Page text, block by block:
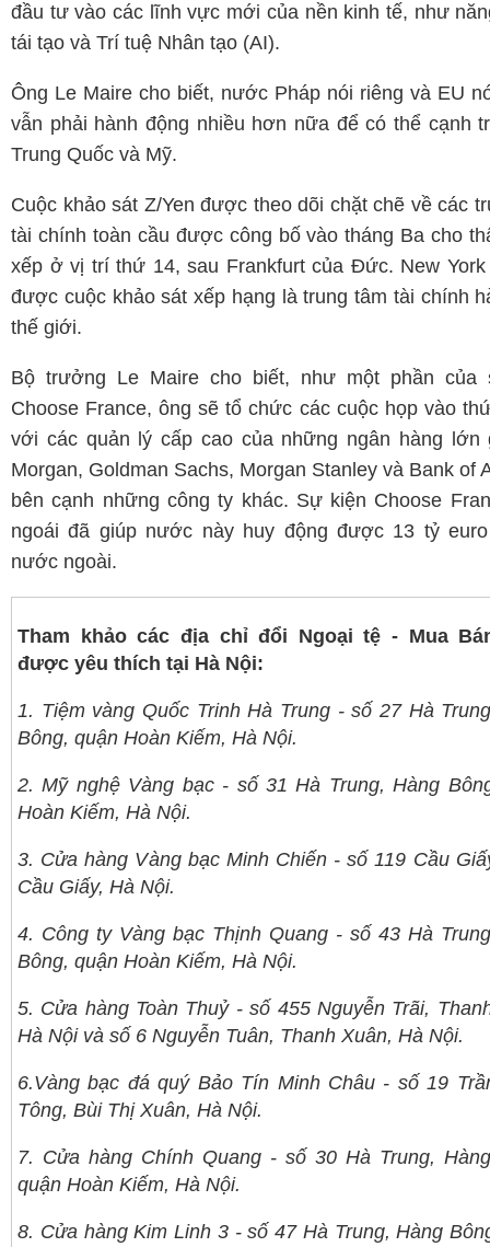
đầu tư vào các lĩnh vực mới của nền kinh tế, như
tái tạo và Trí tuệ Nhân tạo (AI).
Ông Le Maire cho biết, nước Pháp nói riêng và EU
vẫn phải hành động nhiều hơn nữa để có thể cạnh
Trung Quốc và Mỹ.
Cuộc khảo sát Z/Yen được theo dõi chặt chẽ về các
tài chính toàn cầu được công bố vào tháng Ba cho
xếp ở vị trí thứ 14, sau Frankfurt của Đức. New York
được cuộc khảo sát xếp hạng là trung tâm tài chính
thế giới.
Bộ trưởng Le Maire cho biết, như một phần của
Choose France, ông sẽ tổ chức các cuộc họp vào
với các quản lý cấp cao của những ngân hàng lớn
Morgan, Goldman Sachs, Morgan Stanley và Bank of
bên cạnh những công ty khác. Sự kiện Choose
ngoái đã giúp nước này huy động được 13 tỷ
nước ngoài.
Tham khảo các địa chỉ đổi Ngoại tệ - Mua
được yêu thích tại Hà Nội:
1. Tiệm vàng Quốc Trinh Hà Trung - số 27 Hà
Bông, quận Hoàn Kiếm, Hà Nội.
2. Mỹ nghệ Vàng bạc - số 31 Hà Trung, Hàng
Hoàn Kiếm, Hà Nội.
3. Cửa hàng Vàng bạc Minh Chiến - số 119 Cầu
Cầu Giấy, Hà Nội.
4. Công ty Vàng bạc Thịnh Quang - số 43 Hà
Bông, quận Hoàn Kiếm, Hà Nội.
5. Cửa hàng Toàn Thuỷ - số 455 Nguyễn Trãi,
Hà Nội và số 6 Nguyễn Tuân, Thanh Xuân, Hà Nội.
6.Vàng bạc đá quý Bảo Tín Minh Châu - số 19
Tông, Bùi Thị Xuân, Hà Nội.
7. Cửa hàng Chính Quang - số 30 Hà Trung,
quận Hoàn Kiếm, Hà Nội.
8. Cửa hàng Kim Linh 3 - số 47 Hà Trung, Hàng